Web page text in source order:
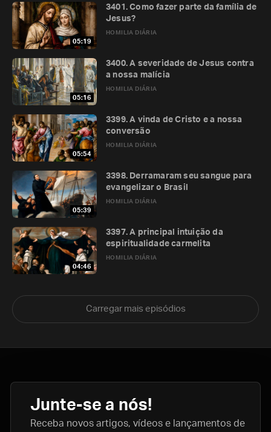
05:19
HOMILIA DIÁRIA
3401. Como fazer parte da família de
Jesus?
05:16
HOMILIA DIÁRIA
3400. A severidade de Jesus contra
a nossa malícia
05:54
HOMILIA DIÁRIA
3399. A vinda de Cristo e a nossa
conversão
05:39
HOMILIA DIÁRIA
3398. Derramaram seu sangue para
evangelizar o Brasil
04:46
HOMILIA DIÁRIA
3397. A principal intuição da
espiritualidade carmelita
Carregar mais episódios
Junte-se a nós!
Receba novos artigos, vídeos e lançamentos de